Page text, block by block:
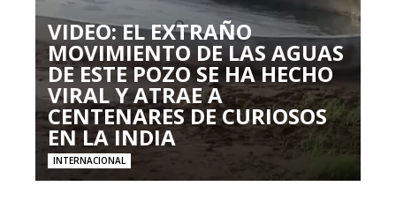
VIDEO: EL EXTRAÑO
MOVIMIENTO DE LAS AGUAS
DE ESTE POZO SE HA HECHO
VIRAL Y ATRAE A
CENTENARES DE CURIOSOS
EN LA INDIA
INTERNACIONAL